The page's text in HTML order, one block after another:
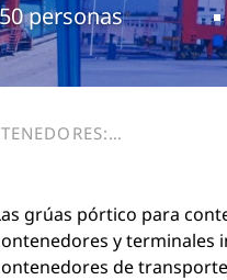
personas
grúas pórtico para
y terminales
de